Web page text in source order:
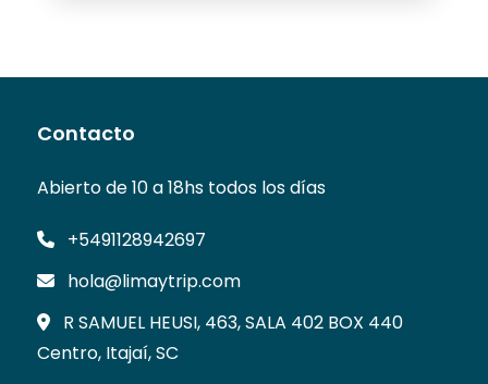
Contacto
Abierto de 10 a 18hs todos los días
+5491128942697
hola@limaytrip.com
R SAMUEL HEUSI, 463, SALA 402 BOX 440
Centro, Itajaí, SC